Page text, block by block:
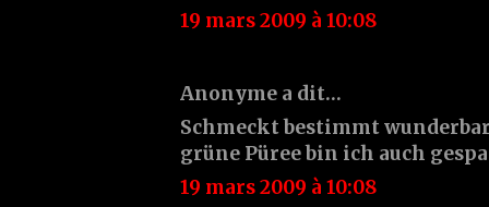
19 mars 2009 à 10:08
Anonyme a dit…
Schmeckt bestimmt
grüne Püree bin ich auch
19 mars 2009 à 10:08